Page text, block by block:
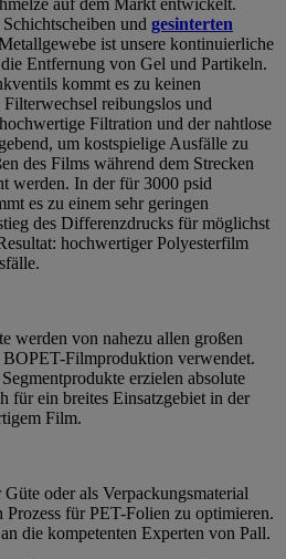
und gesinterten
ist unsere kontinuierliche
Entfernung von Gel und Partikeln.
kommt es zu keinen
reibungslos und
Filtration und der nahtlose
um kostspielige Ausfälle zu
des Films während dem Strecken
werden. In der für 3000 psid
es zu einem sehr geringen
des Differenzdrucks für möglichst
hochwertiger Polyesterfilm
werden von nahezu allen großen
BOPET-Filmproduktion verwendet.
erzielen absolute
für ein breites Einsatzgebiet in der
Film.
oder als Verpackungsmaterial
für PET-Folien zu optimieren.
die kompetenten Experten von Pall.